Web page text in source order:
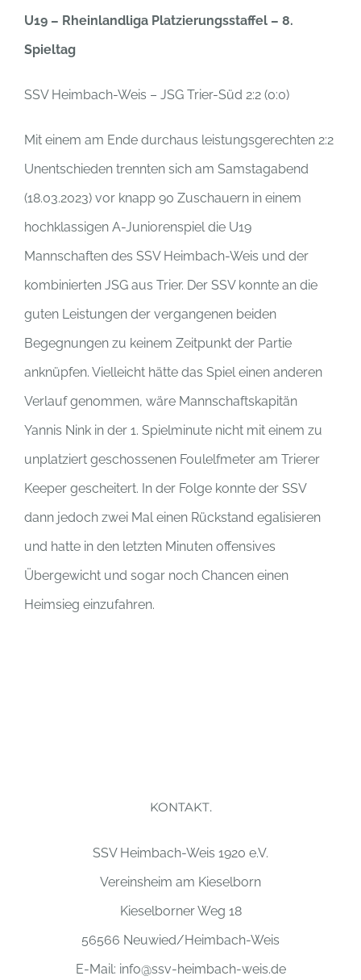
U19 – Rheinlandliga Platzierungsstaffel – 8.
Spieltag
SSV Heimbach-Weis – JSG Trier-Süd 2:2 (0:0)
Mit einem am Ende durchaus leistungsgerechten 2:2
Unentschieden trennten sich am Samstagabend
(18.03.2023) vor knapp 90 Zuschauern in einem
hochklassigen A-Juniorenspiel die U19
Mannschaften des SSV Heimbach-Weis und der
kombinierten JSG aus Trier. Der SSV konnte an die
guten Leistungen der vergangenen beiden
Begegnungen zu keinem Zeitpunkt der Partie
anknüpfen. Vielleicht hätte das Spiel einen anderen
Verlauf genommen, wäre Mannschaftskapitän
Yannis Nink in der 1. Spielminute nicht mit einem zu
unplatziert geschossenen Foulelfmeter am Trierer
Keeper gescheitert. In der Folge konnte der SSV
dann jedoch zwei Mal einen Rückstand egalisieren
und hatte in den letzten Minuten offensives
Übergewicht und sogar noch Chancen einen
Heimsieg einzufahren.
KONTAKT.
SSV Heimbach-Weis 1920 e.V.
Vereinsheim am Kieselborn
Kieselborner Weg 18
56566 Neuwied/Heimbach-Weis
E-Mail: info@ssv-heimbach-weis.de